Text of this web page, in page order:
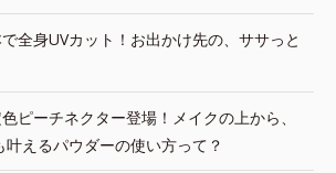
で全身UVカット！お出かけ先の、ササっと
ピーチネクター登場！メイクの上から、
えるパウダーの使い方って？